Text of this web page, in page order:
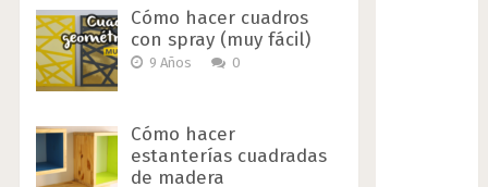
Cómo hacer cuadros
con spray (muy fácil)
9 Años 0
Cómo hacer
estanterías cuadradas
de madera